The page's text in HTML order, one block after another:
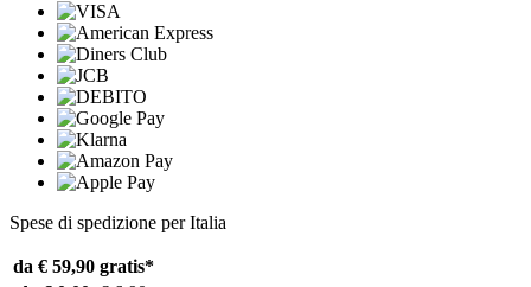
Spese di spedizione per Italia
da € 59,90 gratis*